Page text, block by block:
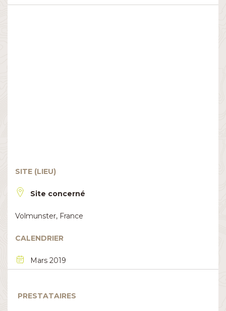
SITE (LIEU)
Site concerné
Volmunster, France
CALENDRIER
Mars 2019
PRESTATAIRES